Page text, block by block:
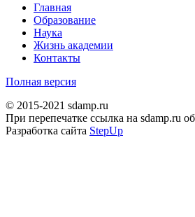
Главная
Образование
Наука
Жизнь академии
Контакты
Полная версия
© 2015-2021 sdamp.ru
При перепечатке ссылка на sdamp.ru
Разработка сайта StepUp